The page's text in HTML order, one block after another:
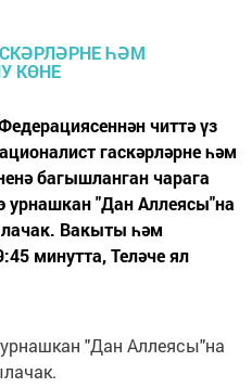
читтә үз
гаскәрләрне һәм
багышланган чарага
урнашкан "Дан Аллеясы"на
Вакыты һәм
минутта, Теләче ял
"Дан Аллеясы"на